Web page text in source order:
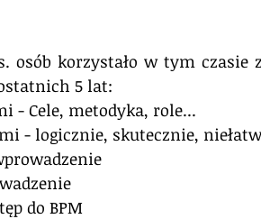
osób korzystało w tym czasie
5 lat:
- Cele, metodyka, role...
- logicznie, skutecznie,
do BPM